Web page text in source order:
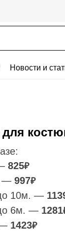
Новости и
для
825₽
— 997₽
10м. —
6м. — 1281
1423₽